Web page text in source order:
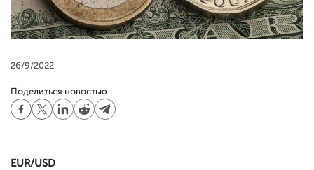
26/9/2022
Поделиться новостью
EUR/USD